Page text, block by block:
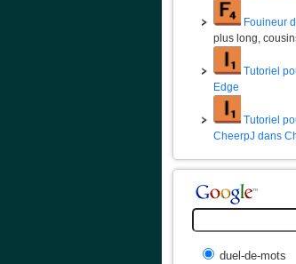
Fouineur
plus long,
Tutoriel
Edge
Tutoriel
CheerpJ dans
duel-de-mots